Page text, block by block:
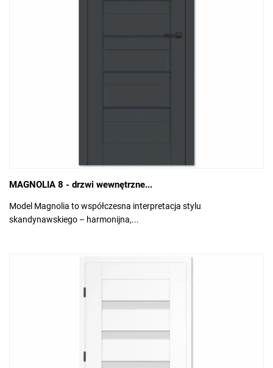
MAGNOLIA 8 - drzwi wewnętrzne...
Model Magnolia to współczesna interpretacja stylu
skandynawskiego – harmonijna,...